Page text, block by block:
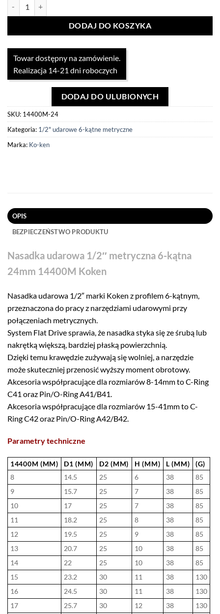
DODAJ DO KOSZYKA
Towar dostępny na zamówienie.
Realizacja 14-21 dni roboczych
DODAJ DO ULUBIONYCH
SKU: 14400M-24
Kategoria: 1/2" udarowe 6-kątne metryczne
Marka: Ko-ken
OPIS
BEZPIECZEŃSTWO PRODUKTU
Nasadka udarowa 1/2″ metryczna 6-kątna
24mm 14400M Koken
Nasadka udarowa 1/2″ marki Koken z profilem 6-kątnym,
przeznaczona do pracy z narzędziami udarowymi przy
połączeniach metrycznych.
System Flat Drive sprawia, że nasadka styka się ze śrubą lub
nakrętką większą, bardziej płaską powierzchnią.
Dzięki temu krawędzie zużywają się wolniej, a narzędzie
może skuteczniej przenosić wyższy moment obrotowy.
Akcesoria współpracujące dla rozmiarów 8-14mm to C-Ring
C41 oraz Pin/O-Ring A41/B41.
Akcesoria współpracujące dla rozmiarów 15-41mm to C-
Ring C42 oraz Pin/O-Ring A42/B42.
Parametry techniczne
14400M (MM) D1 (MM) D2 (MM) H (MM) L (MM)
(G)
8
14.5 25 6 38
85
9
15.7 25 7 38
85
10
17 25 7 38
85
11
18.2 25 8 38
85
12
19.5 25 9 38
85
13
20.7 25 10 38
85
14
22 25 10 38
85
15
23.2 30 11 38
130
16
24.5 30 11 38
130
17
25.7 30 12 38 130